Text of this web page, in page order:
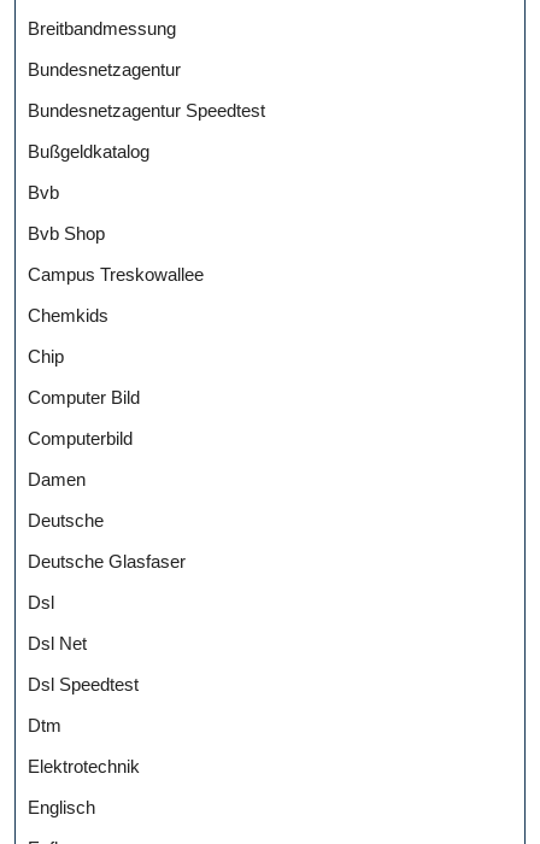
Breitbandmessung
Bundesnetzagentur
Bundesnetzagentur Speedtest
Bußgeldkatalog
Bvb
Bvb Shop
Campus Treskowallee
Chemkids
Chip
Computer Bild
Computerbild
Damen
Deutsche
Deutsche Glasfaser
Dsl
Dsl Net
Dsl Speedtest
Dtm
Elektrotechnik
Englisch